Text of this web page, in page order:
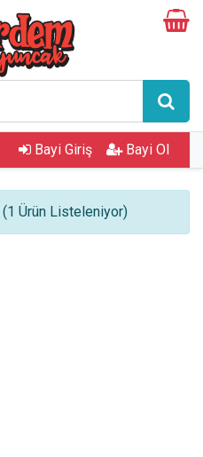
Bayi Giriş Bayi Ol
(1 Ürün Listeleniyor)